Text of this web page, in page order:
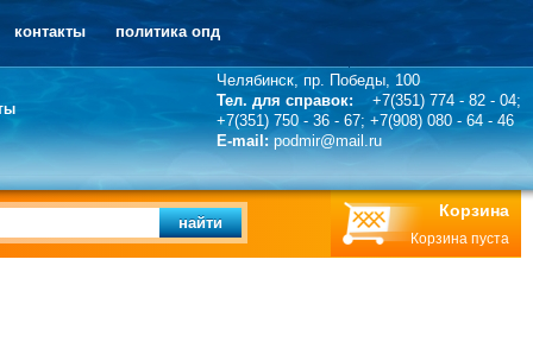
контакты политика опд
Челябинск, пр. Победы, 100
Тел. для справок: +7(351) 774 - 82 - 04;
+7(351) 750 - 36 - 67; +7(908) 080 - 64 - 46
E-mail:podmir@mail.ru
найти
Корзина
Корзина пуста